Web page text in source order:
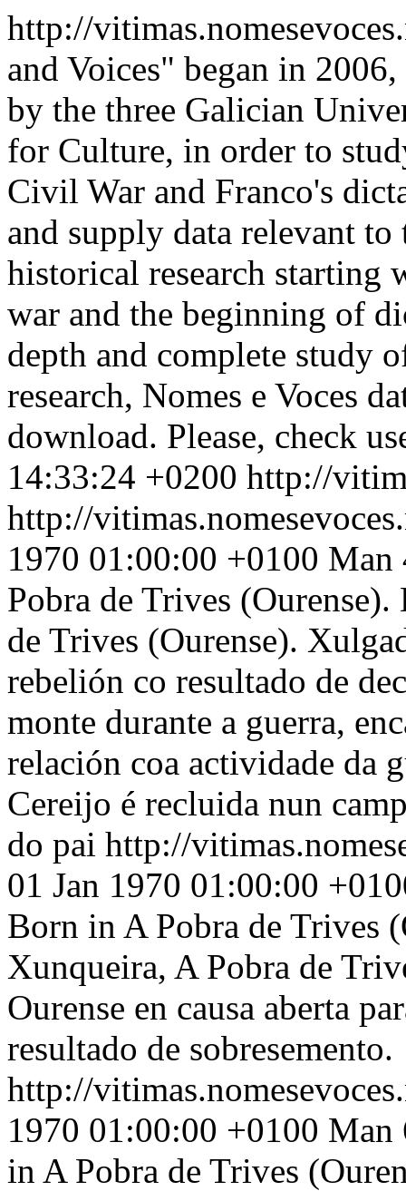
http://
and Voices" began in
by the three Galician
for Culture, in order to
Civil War and Franco's
and supply data relevant
historical research starting
war and the beginning of
depth and complete study
research, Nomes e Voces
download. Please, check
14:33:24 +0200 http://
http://
1970 01:00:00 +0100 Man
Pobra de Trives
de Trives (Ourense).
rebelión co resultado de
monte durante a guerra,
relación coa actividade da
Cereijo é recluida nun
do pai http://
01 Jan 1970 01:00:00
Born in A Pobra de Trives
Xunqueira, A Pobra de
Ourense en causa aberta
resultado de sobresemento.
http://
1970 01:00:00 +0100 Man
in A Pobra de Trives